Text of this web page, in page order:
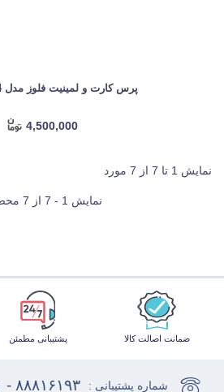
پرس کارت و لمینیت فلوز مدل Callisto A4
4,500,000
نمایش 1 تا 7 از 7 مورد
نمایش 1 - 7 از 7 محصول
ضمانت اصالت کالا پشتیبانی مطمئن
شماره پشتیبانی : ۸۸۸۱۶۱۹۳ - ۰۲۱